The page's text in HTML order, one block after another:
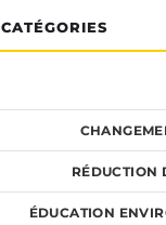
CATÉGORIES
RÉDUCTION
ÉDUCATION